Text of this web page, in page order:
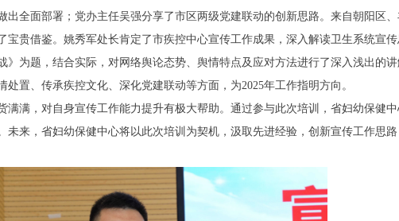
出全面部署；党办主任吴强分享了市区两级党建联动的创新思路。来自朝阳区
贵借鉴。姚秀军处长肯定了市疾控中心宣传工作成果，深入解读卫生系统宣
为题，结合实际，对网络舆论态势、舆情特点及应对方法进行了深入浅出的
置、传承疾控文化、深化党建联动等方面，为2025年工作指明方向。
满，对自身宣传工作能力提升有极大帮助。通过参与此次培训，省妇幼保健
来，省妇幼保健中心将以此次培训为契机，汲取先进经验，创新宣传工作思